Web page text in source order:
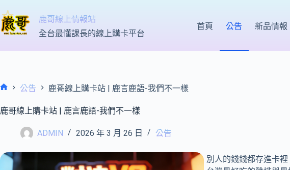
至
主
鹿哥線上情報站
全台最懂課長的線上購卡平台
首頁 公告 新品情報
頁
公告 鹿哥線上購卡站 | 鹿言鹿語-我們不一樣
鹿哥線上購卡站 | 鹿言鹿語-我們不一樣
ADMIN 2026 年 3 月 26 日 公告
別人的錢錢都存進卡